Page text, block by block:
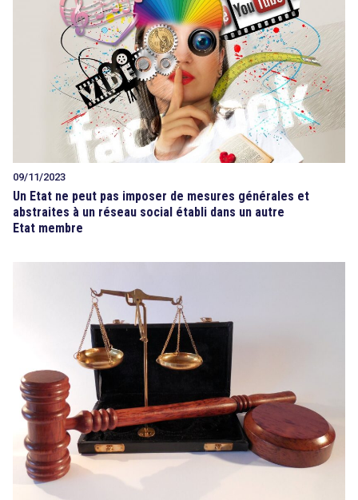
09/11/2023
Un Etat ne peut pas imposer de mesures générales et
abstraites à un réseau social établi dans un autre
Etat membre